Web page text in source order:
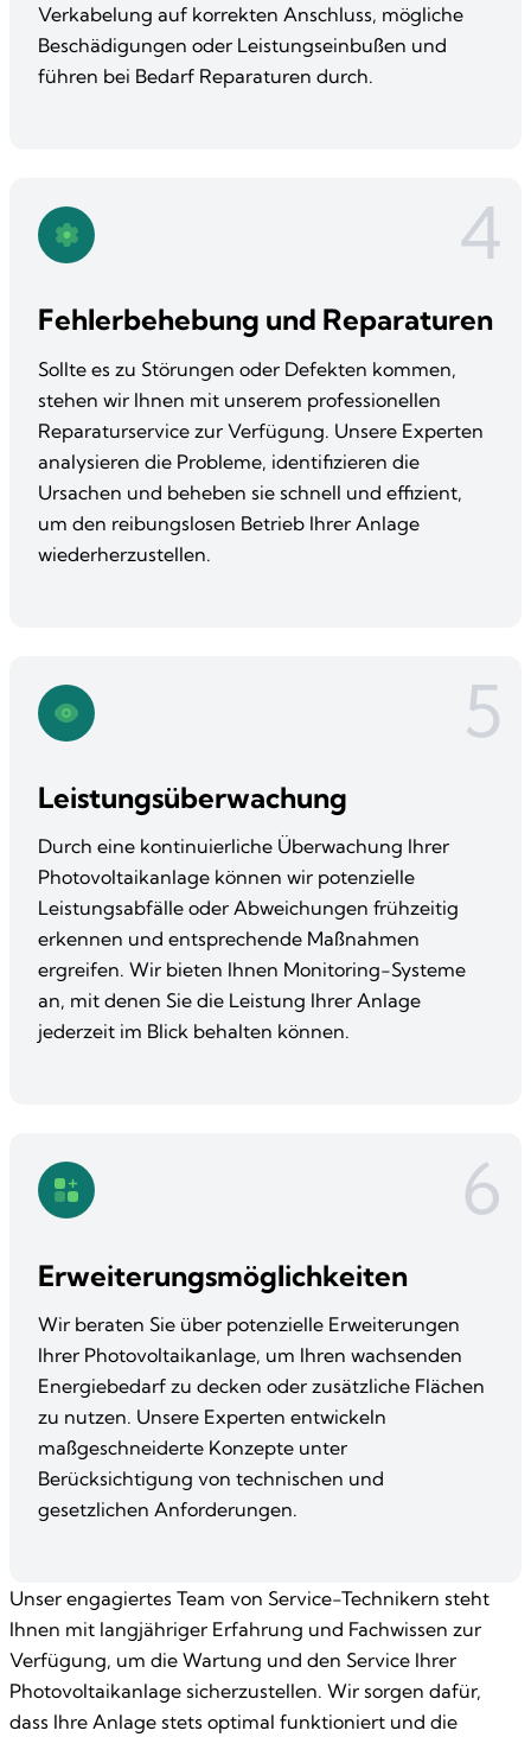
Verkabelung auf korrekten Anschluss, mögliche
Beschädigungen oder Leistungseinbußen und
führen bei Bedarf Reparaturen durch.
4
Fehlerbehebung und Reparaturen
Sollte es zu Störungen oder Defekten kommen,
stehen wir Ihnen mit unserem professionellen
Reparaturservice zur Verfügung. Unsere Experten
analysieren die Probleme, identifizieren die
Ursachen und beheben sie schnell und effizient,
um den reibungslosen Betrieb Ihrer Anlage
wiederherzustellen.
5
Leistungsüberwachung
Durch eine kontinuierliche Überwachung Ihrer
Photovoltaikanlage können wir potenzielle
Leistungsabfälle oder Abweichungen frühzeitig
erkennen und entsprechende Maßnahmen
ergreifen. Wir bieten Ihnen Monitoring-Systeme
an, mit denen Sie die Leistung Ihrer Anlage
jederzeit im Blick behalten können.
6
Erweiterungsmöglichkeiten
Wir beraten Sie über potenzielle Erweiterungen
Ihrer Photovoltaikanlage, um Ihren wachsenden
Energiebedarf zu decken oder zusätzliche Flächen
zu nutzen. Unsere Experten entwickeln
maßgeschneiderte Konzepte unter
Berücksichtigung von technischen und
gesetzlichen Anforderungen.
Unser engagiertes Team von Service-Technikern steht
Ihnen mit langjähriger Erfahrung und Fachwissen zur
Verfügung, um die Wartung und den Service Ihrer
Photovoltaikanlage sicherzustellen. Wir sorgen dafür,
dass Ihre Anlage stets optimal funktioniert und die